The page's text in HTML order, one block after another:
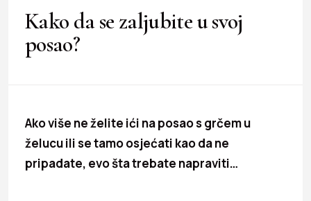
Kako da se zaljubite u svoj
posao?
Ako više ne želite ići na posao s grčem u
želucu ili se tamo osjećati kao da ne
pripadate, evo šta trebate napraviti…